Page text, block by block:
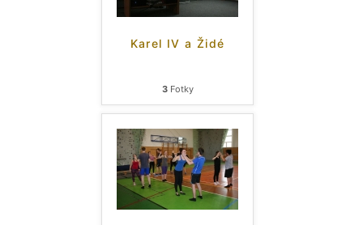
Karel IV a Židé
3Fotky